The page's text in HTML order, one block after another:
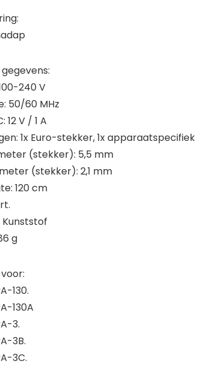
240 V
50/60 MHz
12 V / 1 A
1x Euro-stekker, 1x apparaatspecifiek
(stekker): 5,5 mm
(stekker): 2,1 mm
120 cm
g
130.
130A
3.
3B.
3C.